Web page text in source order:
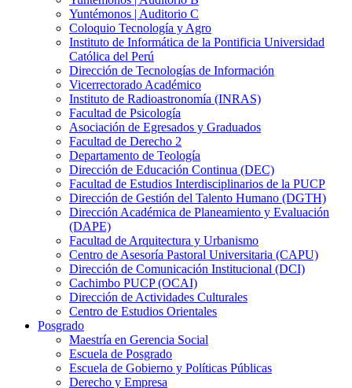
Yuntémonos | Auditorio C
Coloquio Tecnología y Agro
Instituto de Informática de la Pontificia Universidad
Católica del Perú
Dirección de Tecnologías de Información
Vicerrectorado Académico
Instituto de Radioastronomía (INRAS)
Facultad de Psicología
Asociación de Egresados y Graduados
Facultad de Derecho 2
Departamento de Teología
Dirección de Educación Continua (DEC)
Facultad de Estudios Interdisciplinarios de la PUCP
Dirección de Gestión del Talento Humano (DGTH)
Dirección Académica de Planeamiento y Evaluación
(DAPE)
Facultad de Arquitectura y Urbanismo
Centro de Asesoría Pastoral Universitaria (CAPU)
Dirección de Comunicación Institucional (DCI)
Cachimbo PUCP (OCAI)
Dirección de Actividades Culturales
Centro de Estudios Orientales
Posgrado
Maestría en Gerencia Social
Escuela de Posgrado
Escuela de Gobierno y Políticas Públicas
Derecho y Empresa